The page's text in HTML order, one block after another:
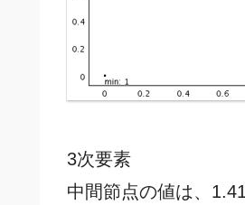
3次要素
中間節点の値は、